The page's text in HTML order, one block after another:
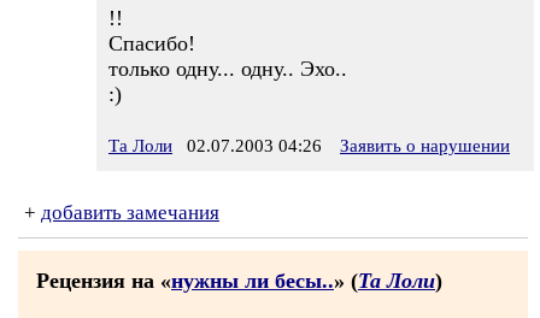
!!
Спасибо!
только одну... одну.. Эхо..
:)
Та Лоли 02.07.2003 04:26 Заявить о нарушении
+ добавить замечания
Рецензия на «нужны ли бесы..» (Та Лоли)